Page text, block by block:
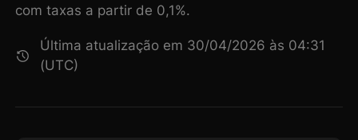
com taxas a partir de 0,1%.
Última atualização em 30/04/2026 às 04:31
(UTC)